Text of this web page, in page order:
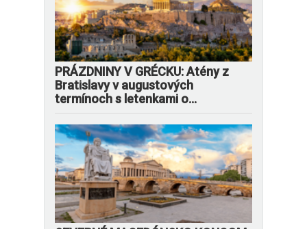
PRÁZDNINY V GRÉCKU: Atény z
Bratislavy v augustových
termínoch s letenkami o...